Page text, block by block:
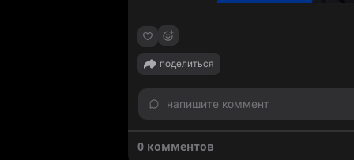
поделиться
напишите коммент
0 комментов